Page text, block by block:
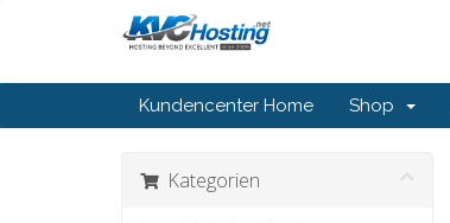
Kundencenter Home Shop
Kategorien